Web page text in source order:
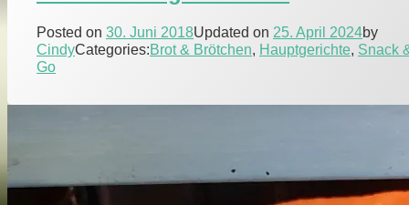
Posted on 30. Juni 2018Updated on 25. April 2024by
CindyCategories:Brot & Brötchen, Hauptgerichte, Snack
Go